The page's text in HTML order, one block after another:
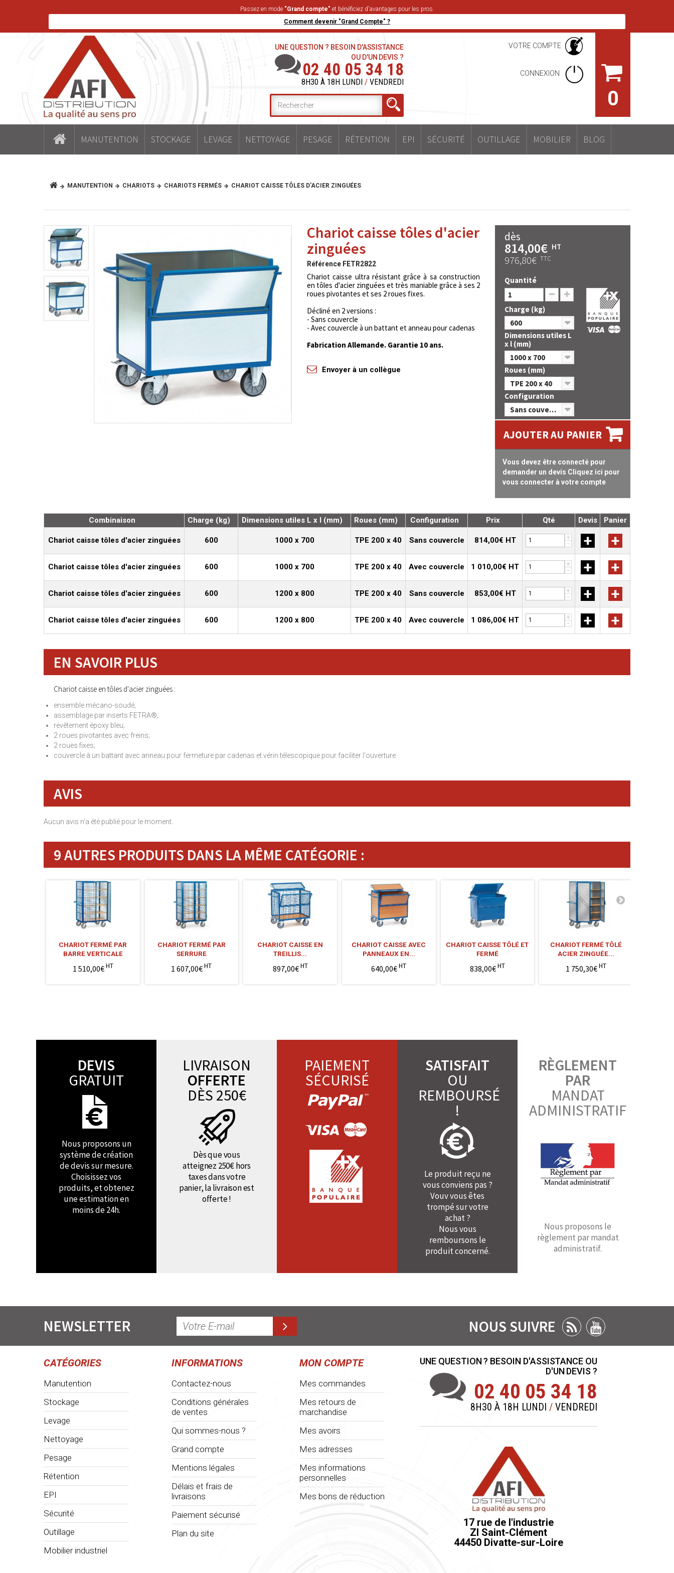
Passez en mode "Grand compte" et bénéficiez d'avantages pour les pros.
Comment devenir "Grand Compte" ?
0
VOTRE COMPTE
CONNEXION
UNE QUESTION ? BESOIN D'ASSISTANCE
OU D'UN DEVIS ?
02 40 05 34 18
8H30 À 18H LUNDI / VENDREDI
MANUTENTION STOCKAGE LEVAGE NETTOYAGE PESAGE RÉTENTION EPI SÉCURITÉ OUTILLAGE MOBILIER BLOG
MANUTENTION CHARIOTS CHARIOTS FERMÉS CHARIOT CAISSE TÔLES D'ACIER ZINGUÉES
Chariot caisse tôles d'acier
zinguées
Référence FETR2822
Chariot caisse ultra résistant grâce à sa construction
en tôles d'acier zinguées et très maniable grâce à ses 2
roues pivotantes et ses 2 roues fixes.
Décliné en 2 versions :
- Sans couvercle
- Avec couvercle à un battant et anneau pour cadenas
Fabrication Allemande. Garantie 10 ans.
Envoyer à un collègue
dès
814,00€ HT
976,80€ TTC
Quantité
Charge (kg)
600
Dimensions utiles L
x l (mm)
1000 x 700
Roues (mm)
TPE 200 x 40
Configuration
Sans couvercle
AJOUTER AU PANIER
Vous devez être connecté pour
demander un devis Cliquez ici pour
vous connecter à votre compte
Combinaison Charge (kg) Dimensions utiles L x l (mm) Roues (mm) Configuration Prix Qté Devis Panier
Chariot caisse tôles d'acier zinguées 600 1000 x 700 TPE 200 x 40 Sans couvercle 814,00€ HT +
- + +
Chariot caisse tôles d'acier zinguées 600 1000 x 700 TPE 200 x 40 Avec couvercle 1 010,00€ HT +
- + +
Chariot caisse tôles d'acier zinguées 600 1200 x 800 TPE 200 x 40 Sans couvercle 853,00€ HT +
- + +
Chariot caisse tôles d'acier zinguées 600 1200 x 800 TPE 200 x 40 Avec couvercle 1 086,00€ HT +
- + +
EN SAVOIR PLUS
Chariot caisse en tôles d'acier zinguées :
ensemble mécano-soudé;
assemblage par inserts FETRA®;
revêtement époxy bleu;
2 roues pivotantes avec freins;
2 roues fixes;
couvercle à un battant avec anneau pour fermeture par cadenas et vérin télescopique pour faciliter l'ouverture.
AVIS
Aucun avis n'a été publié pour le moment.
9 AUTRES PRODUITS DANS LA MÊME CATÉGORIE :
CHARIOT FERMÉ PAR
BARRE VERTICALE
1 510,00€HT
CHARIOT FERMÉ PAR
SERRURE
1 607,00€ HT
CHARIOT CAISSE EN
TREILLIS...
897,00€HT
CHARIOT CAISSE AVEC
PANNEAUX EN...
640,00€HT
CHARIOT CAISSE TÔLÉ ET
FERMÉ
838,00€HT
CHARIOT FERMÉ TÔLÉ
ACIER ZINGUÉE...
1 750,30€HT
DEVIS
GRATUIT
Nous proposons un
système de création
de devis sur mesure.
Choisissez vos
produits, et obtenez
une estimation en
moins de 24h.
LIVRAISON
OFFERTE
DÈS 250€
Dès que vous
atteignez 250€ hors
taxes dans votre
panier, la livraison est
offerte !
PAIEMENT
SÉCURISÉ
SATISFAIT
OU
REMBOURSÉ
!
Le produit reçu ne
vous conviens pas ?
Vouv vous êtes
trompé sur votre
achat ?
Nous vous
remboursons le
produit concerné.
RÈGLEMENT
PAR
MANDAT
ADMINISTRATIF
Nous proposons le
règlement par mandat
administratif.
NEWSLETTER NOUS SUIVRE
CATÉGORIES
Manutention
Stockage
Levage
Nettoyage
Pesage
Rétention
EPI
Sécurité
Outillage
Mobilier industriel
INFORMATIONS
Contactez-nous
Conditions générales
de ventes
Qui sommes-nous ?
Grand compte
Mentions légales
Délais et frais de
livraisons
Paiement sécurisé
Plan du site
MON COMPTE
Mes commandes
Mes retours de
marchandise
Mes avoirs
Mes adresses
Mes informations
personnelles
Mes bons de réduction
UNE QUESTION ? BESOIN D'ASSISTANCE OU
D'UN DEVIS ?
02 40 05 34 18
8H30 À 18H LUNDI / VENDREDI
17 rue de l'industrie
ZI Saint-Clément
44450 Divatte-sur-Loire